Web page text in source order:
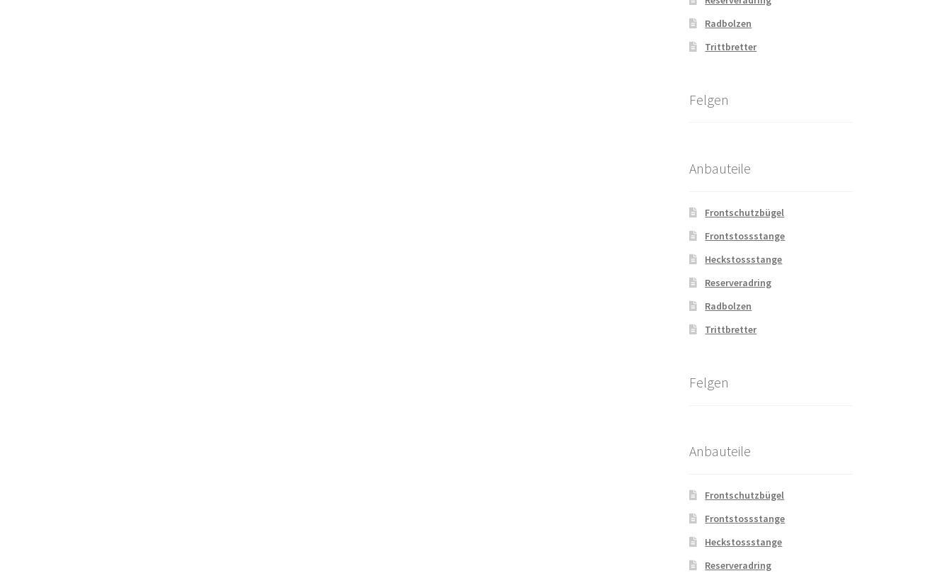
Radbolzen
Trittbretter
Felgen
Anbauteile
Frontschutzbügel
Frontstossstange
Heckstossstange
Reserveradring
Radbolzen
Trittbretter
Felgen
Anbauteile
Frontschutzbügel
Frontstossstange
Heckstossstange
Reserveradring